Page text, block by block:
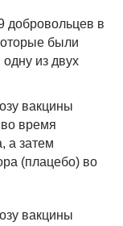
добровольцев в
были
из двух
вакцины
время
а затем
(плацебо) во
вакцины